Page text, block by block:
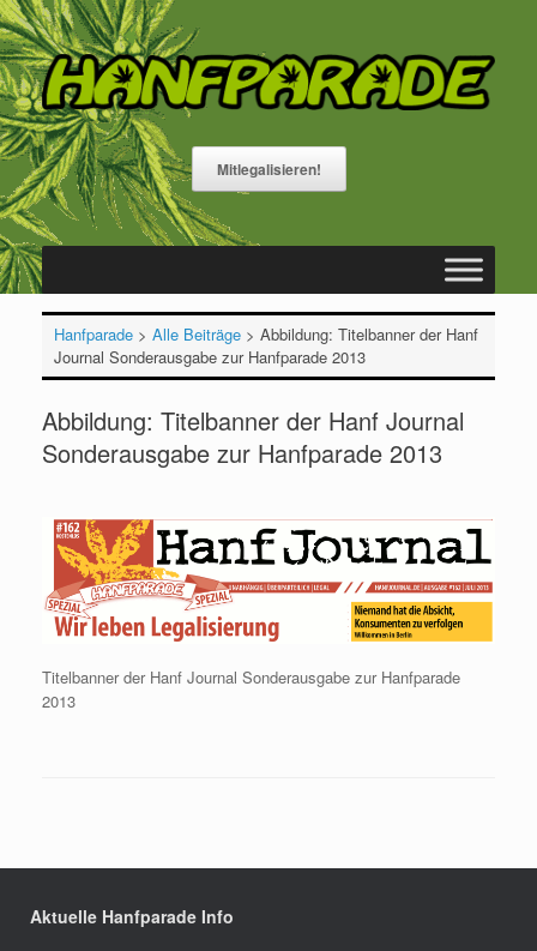
Zum
Inhalt
springen
Mitlegalisieren!
Hanfparade> Alle Beiträge> Abbildung: Titelbanner der Hanf
Journal Sonderausgabe zur Hanfparade 2013
Abbildung: Titelbanner der Hanf Journal
Sonderausgabe zur Hanfparade 2013
Titelbanner der Hanf Journal Sonderausgabe zur Hanfparade
2013
Aktuelle Hanfparade Info